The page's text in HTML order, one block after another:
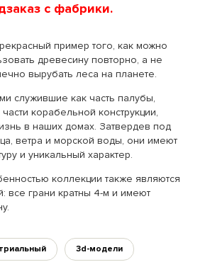
с фабрики.
пример того, как можно
древесину повторно, а не
вырубать леса на планете.
служившие как часть палубы,
корабельной конструкции,
в наших домах. Затвердев под
ветра и морской воды, они имеют
и уникальный характер.
коллекции также являются
все грани кратны 4-м и имеют
3d-модели